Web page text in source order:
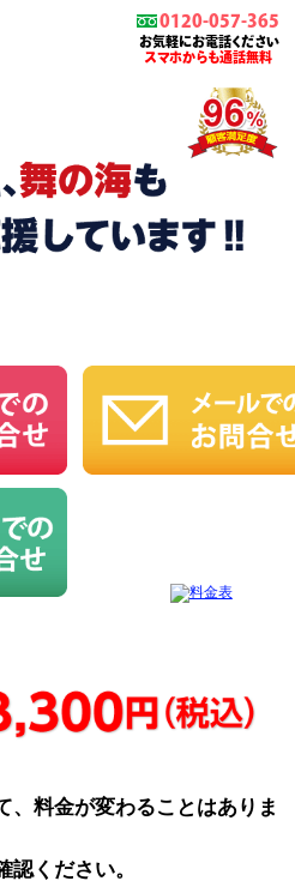
0120-057-365
お気軽にお電話ください
スマホからも通話無料
、料金が変わることはありま
認ください。